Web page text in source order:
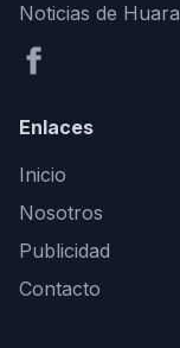
Noticias de
Enlaces
Inicio
Nosotros
Publicidad
Contacto